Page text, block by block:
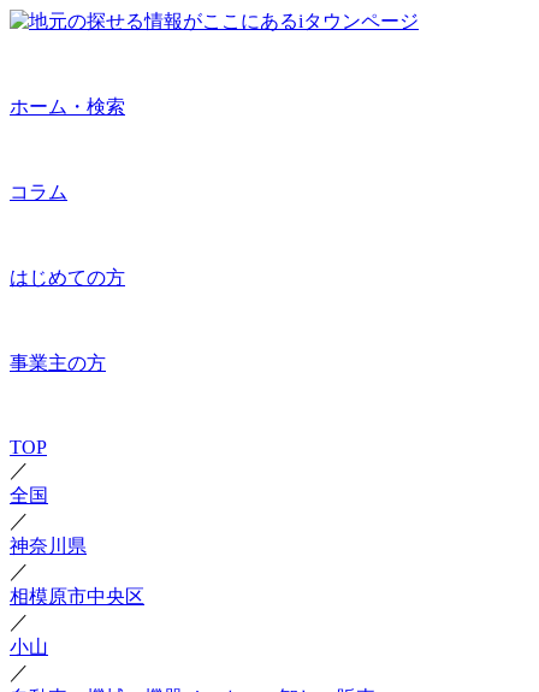
ホーム・検索
コラム
はじめての方
事業主の方
TOP
／
全国
／
神奈川県
／
相模原市中央区
／
小山
／